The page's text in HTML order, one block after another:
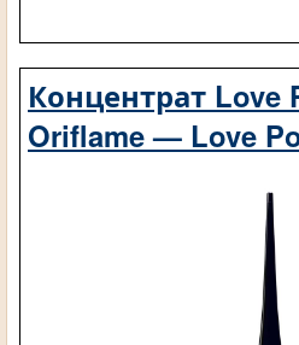
Концентрат Love
Oriflame — Love